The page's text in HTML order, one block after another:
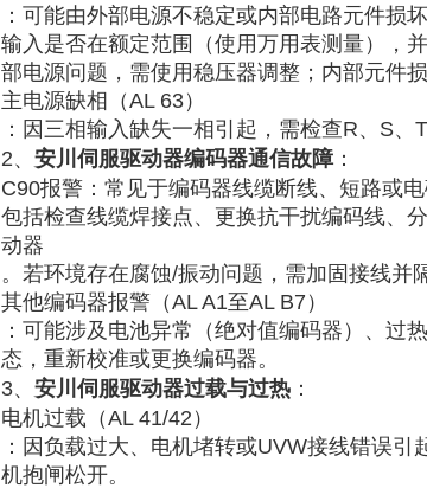
：可能由外部电源不稳定或内部电路元件损
输入是否在额定范围（使用万用表测量），
部电源问题，需使用稳压器调整；内部元件损
主电源缺相（AL 63）
：因三相输入缺失一相引起，需检查R、S、
‌2、 安川伺服驱动器编码器通信故障：
C90报警 ：常见于编码器线缆断线、短路或
包括检查线缆焊接点、更换抗干扰编码线、
动器
。若环境存在腐蚀/振动问题，需加固接线并
其他编码器报警（AL A1至AL B7）
：可能涉及电池异常（绝对值编码器）、过
态，重新校准或更换编码器。
3、‌ 安川伺服驱动器过载与过热 ：
电机过载（AL 41/42）
：因负载过大、电机堵转或UVW接线错误
机抱闸松开。